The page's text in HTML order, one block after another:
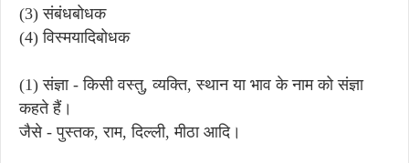
(3) संबंधबोधक
(4) विस्मयादिबोधक
(1) संज्ञा - किसी वस्तु, व्यक्ति, स्थान या भाव के नाम को संज्ञा
कहते हैं।
जैसे - पुस्तक, राम, दिल्ली, मीठा आदि।